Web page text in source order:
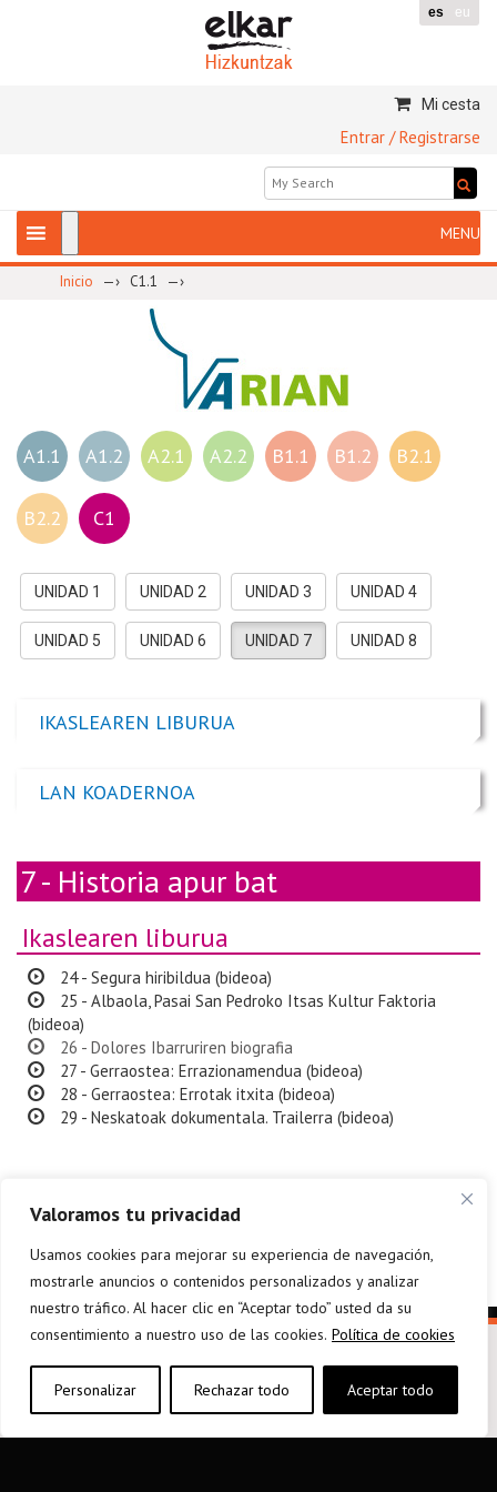
Valoramos tu privacidad
Usamos cookies para mejorar su experiencia de navegación,
mostrarle anuncios o contenidos personalizados y analizar
nuestro tráfico. Al hacer clic en “Aceptar todo” usted da su
consentimiento a nuestro uso de las cookies. Política de cookies
Personalizar Rechazar todo Aceptar todo
es eu
Mi cesta
Entrar / Registrarse
Inicio —› C1.1 —›
A1.1 A1.2 A2.1 A2.2 B1.1 B1.2 B2.1
B2.2 C1
UNIDAD 1 UNIDAD 2 UNIDAD 3 UNIDAD 4
UNIDAD 5 UNIDAD 6 UNIDAD 7 UNIDAD 8
IKASLEAREN LIBURUA
LAN KOADERNOA
7 - Historia apur bat
Ikaslearen liburua
24 - Segura hiribildua (bideoa)
25 - Albaola, Pasai San Pedroko Itsas Kultur Faktoria
(bideoa)
26 - Dolores Ibarruriren biografia
27 - Gerraostea: Errazionamendua (bideoa)
28 - Gerraostea: Errotak itxita (bideoa)
29 - Neskatoak dokumentala. Trailerra (bideoa)
elkarargitaletxea@elkar.eus
943 310 267